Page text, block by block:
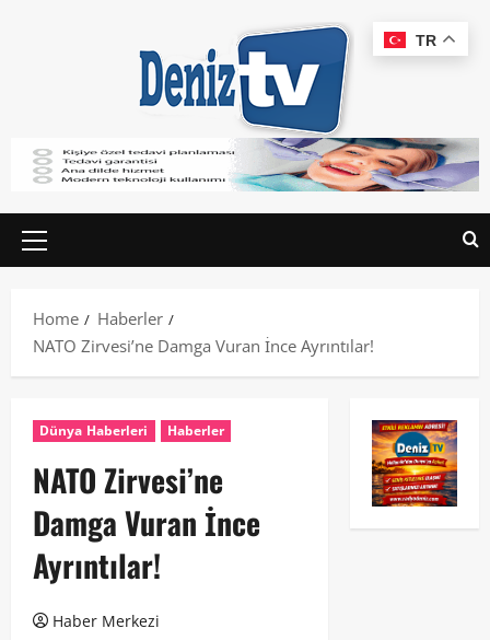
Home
Haberler
NATO Zirvesi’ne Damga Vuran İnce Ayrıntılar!
Dünya Haberleri Haberler
NATO Zirvesi’ne
Damga Vuran İnce
Ayrıntılar!
Haber Merkezi
TR